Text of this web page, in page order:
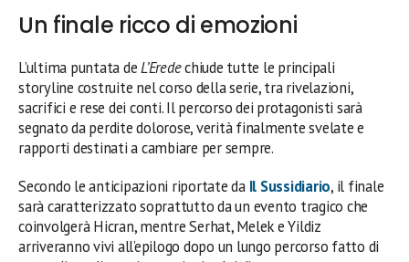
Un finale ricco di emozioni
L’ultima puntata deL’Eredechiude tutte le principali
storyline costruite nel corso della serie, tra rivelazioni,
sacrifici e rese dei conti. Il percorso dei protagonisti sarà
segnato da perdite dolorose, verità finalmente svelate e
rapporti destinati a cambiare per sempre.
Secondo le anticipazioni riportate da Il Sussidiario, il finale
sarà caratterizzato soprattutto da un evento tragico che
coinvolgerà Hicran, mentre Serhat, Melek e Yildiz
arriveranno vivi all’epilogo dopo un lungo percorso fatto di